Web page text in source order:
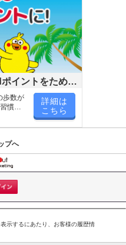
ポイントをためよ
歩数が
慣が
詳細は
こちら
プへ
示するにあたり、お客様の履歴情